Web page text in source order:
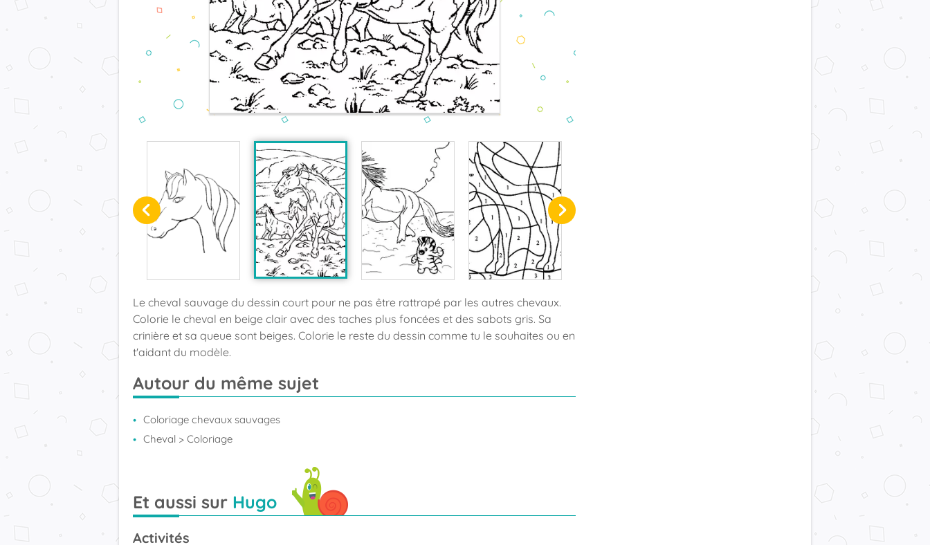
Le cheval sauvage du dessin court pour ne pas être rattrapé par les autres chevaux.
Colorie le cheval en beige clair avec des taches plus foncées et des sabots gris. Sa
crinière et sa queue sont beiges. Colorie le reste du dessin comme tu le souhaites ou en
t'aidant du modèle.
Autour du même sujet
Coloriage chevaux sauvages
Cheval > Coloriage
Et aussi sur Hugo
Activités